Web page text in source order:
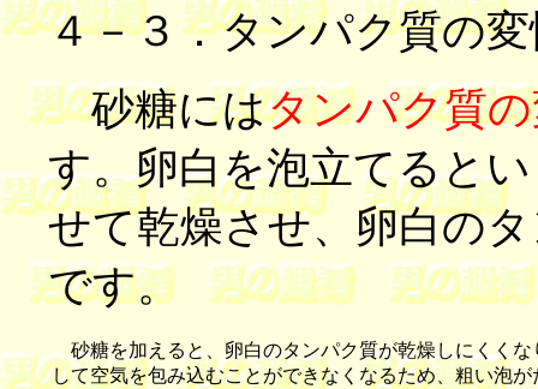
４－３．タンパク質の
砂糖にはタンパク質
す。卵白を泡立てると
せて乾燥させ、卵白の
です。
砂糖を加えると、卵白のタンパク質が乾燥しにくくな
して空気を包み込むことができなくなるため、粗い泡